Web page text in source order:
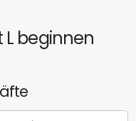
L beginnen